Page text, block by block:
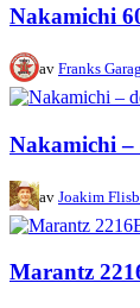
Nakamichi
av Franks
Nakamichi –
av Joakim
Marantz